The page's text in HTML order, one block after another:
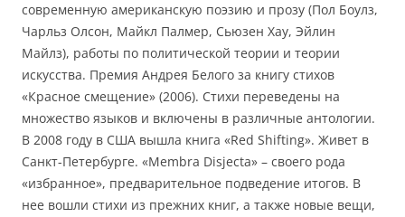
современную американскую поэзию и прозу (Пол Боулз,
Чарльз Олсон, Майкл Палмер, Сьюзен Хау, Эйлин
Майлз), работы по политической теории и теории
искусства. Премия Андрея Белого за книгу стихов
«Красное смещение» (2006). Стихи переведены на
множество языков и включены в различные антологии.
В 2008 году в США вышла книга «Red Shifting». Живет в
Санкт-Петербурге. «Membra Disjecta» – своего рода
«избранное», предварительное подведение итогов. В
нее вошли стихи из прежних книг, а также новые вещи,